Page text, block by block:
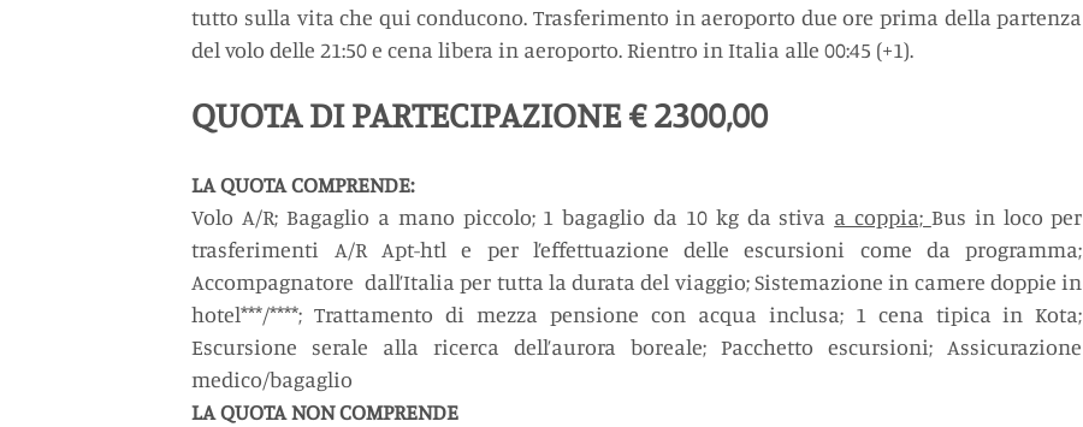
tutto sulla vita che qui conducono. Trasferimento in aeroporto due ore prima della partenza
del volo delle 21:50 e cena libera in aeroporto. Rientro in Italia alle 00:45 (+1).
QUOTA DI PARTECIPAZIONE € 2300,00
LA QUOTA COMPRENDE:
Volo A/R; Bagaglio a mano piccolo; 1 bagaglio da 10 kg da stiva a coppia; Bus in loco per
trasferimenti A/R Apt-htl e per l’effettuazione delle escursioni come da programma;
Accompagnatore  dall’Italia per tutta la durata del viaggio; Sistemazione in camere doppie in
hotel***/****; Trattamento di mezza pensione con acqua inclusa; 1 cena tipica in Kota;
Escursione serale alla ricerca dell’aurora boreale; Pacchetto escursioni; Assicurazione
medico/bagaglio
LA QUOTA NON COMPRENDE